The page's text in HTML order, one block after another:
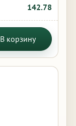
142.78
В корзину